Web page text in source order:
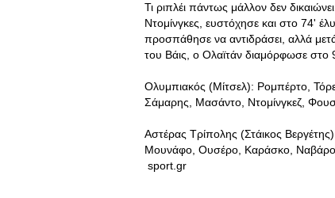
Τι ριπλέι πάντως μάλλον δεν
Ντομίνγκες, ευστόχησε και στο 74'
προσπάθησε να αντιδράσει, αλλά
του Βάις, ο Ολαϊτάν διαμόρφωσε στο
Ολυμπιακός (Μίτσελ): Ρομπέρτο,
Σάμαρης, Μασάντο, Ντομίνγκεζ,
Αστέρας Τρίπολης (Στάικος
Μουνάφο, Ουσέρο, Καράσκο, Ναβάρο
sport.gr